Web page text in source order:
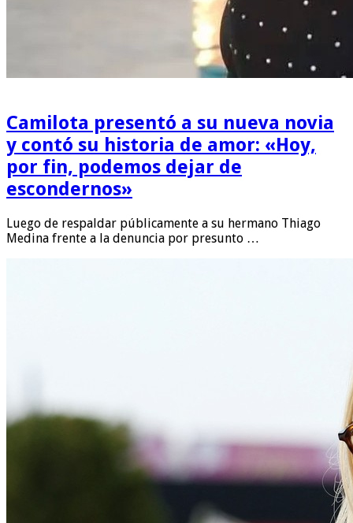
Camilota presentó a su nueva novia
y contó su historia de amor: «Hoy,
por fin, podemos dejar de
escondernos»
Luego de respaldar públicamente a su hermano Thiago
Medina frente a la denuncia por presunto …